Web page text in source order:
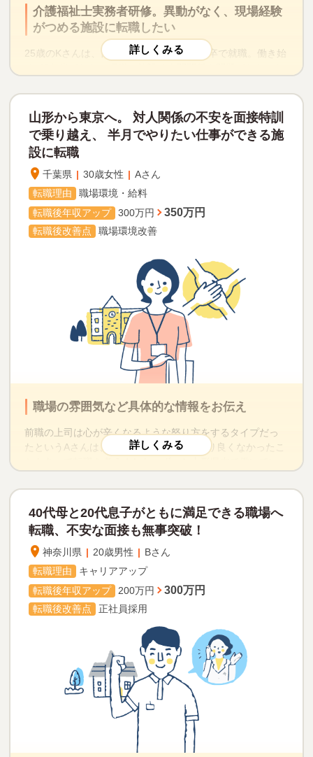
介護福祉士実務者研修。異動がなく、現場経験
がつめる施設に転職したい
25歳のKさんは、四年制大学を卒業して新卒で就職。働き始
ている会社にはたくさん関連施設があり、希望を出してい
ないのにしばしば違う施設に異動になってしまうこと。
2つ目は、現場の介護経験を十分積んで勉強し、将来介護福
祉士の資格をとろうと思っていたのに、初め勤めていた特
別養護老人ホームからデイサービスの施設へ異動になって
経験できる業務が減り、給与も減ってしまっていたことで
す。特養の仕事がやっとわかってきて、続けたいと思って
いたKさんは、いつどこの施設に異動になるかわからない不
安もあって転職を考え始めました。
しかし初めての転職で、ネットの膨大な情報量や信頼性の
職場見学で本当に転職したいか確認、寮つきの
施設を探す
それほど職場に大きな不満を持っていなかったKさんでした
ので、どんな希望があるのか条件を考えて本当に転職した
方がいいのかどうかをまず話し合いました。介護職の場
合、内定して2ヶ月以内には入職して欲しいといわれること
だわった条件は「安くて広めの寮があること」で、こちら
ができました。職場見学は2社し、転職先の候補はイメージ
にあっているかじっくり考えていただきました。見学の
います。
Kさんに満足していただける転職をお勧めできたのは、初め
にご希望をしっかりうかがったこと、忙しい在職中だった
のでこちらでスケジュールを立てたこと、慌てずに見学も
して、イメージに合った職場を探せたからだと思います。
※利用者の特定を避けるため、一部内容を変更して掲載しております。
山形から東京へ。
対人関係の不安を面接特訓
で乗り越え、
半月でやりたい仕事ができる施
設に転職
千葉県 | 30歳女性 | Aさん
転職理由
職場環境・給料
転職後年収アップ
300万円 350万円
転職後改善点 職場環境改善
職場の雰囲気など具体的な情報をお伝え
前職の上司は心が辛くなるような怒り方をするタイプだっ
たというAさんは、職場の人間関係もあまり良くなかったこ
たようです。 とはいえ、地方に住んでいて東京の会社を良
く知らなかったので、まずは転職支援サービスを全国で行
っているマイナビに登録してみました。
30代のAさんは前職が同業で経験もあったため、さまざまな
求人紹介ができました。かえって多すぎて迷われたようで
したが、気になるものをピックアップしていただき、職場
の雰囲気など具体的な情報をお伝えした上で、ご自分のや
りたい仕事やお給料などを比較していただき、受ける施設
を決めました。 自分から長所をアピールするのは不得意
で、どう話したらいいかわからないというAさんでしたの
で、キャリアアドバイザーが面接での話し方やポイントを
お伝えすることにしました。マイナビオフィスで直接お会
いし面接特訓した上で、駅から転職希望先の企業まで一緒
に歩き、一緒の方が落ち着いて話せるとのご希望を頂いた
ので、面接時も同席させていただくことにしました。受け
答えはAさんがし、言いにくい給与交渉などはキャリアアド
バイザーがしました。 給料も上がり、他の職種の人たちと
も連携して利用者さんのために働ける仕事につくことがで
40代母と20代息子がともに満足できる職場へ
転職、不安な面接も無事突破！
神奈川県 | 20歳男性 | Bさん
転職理由
キャリアアップ
転職後年収アップ
200万円 300万円
転職後改善点 正社員採用